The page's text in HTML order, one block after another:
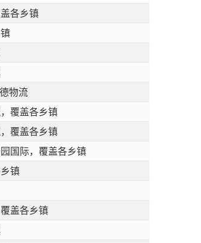
各乡镇
物流
覆盖各乡镇
覆盖各乡镇
国际，覆盖各乡镇
镇
盖各乡镇